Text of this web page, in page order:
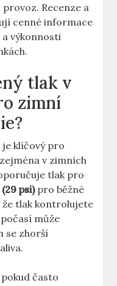
provoz. Recenze a
cenné informace
výkonnosti
tlak v
zimní
je klíčový pro
v zimních
tlak pro
psi)pro běžné
tlak kontrolujete
může
se zhorší
často